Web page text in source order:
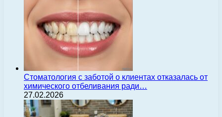
Стоматология с заботой о клиентах отказалась от
химического отбеливания ради…
27.02.2026